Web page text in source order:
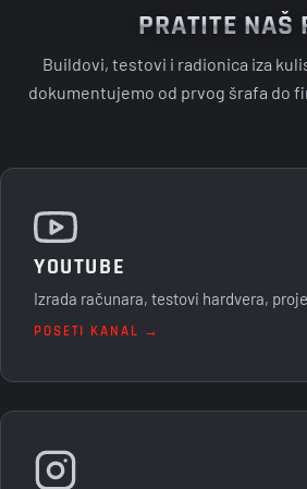
PRATITE NAŠ
Buildovi, testovi i radionica iza
dokumentujemo od prvog šrafa do
YOUTUBE
Izrada računara, testovi hardvera,
POSETI KANAL →